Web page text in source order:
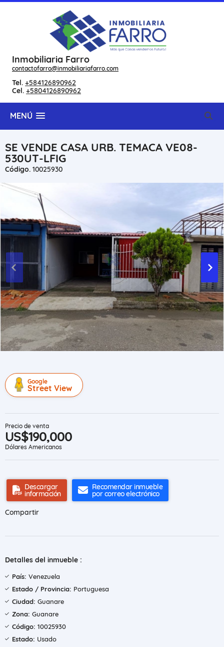
Inmobiliaria Farro
contactofarro@inmobiliariafarro.com
Tel. +584126890962
Cel. +5804126890962
MENÚ
SE VENDE CASA URB. TEMACA VE08-
530UT-LFIG
Código. 10025930
Google
Street View
Precio de venta
US$190,000
Dólares Americanos
Descargar
información
Recomendar inmueble
por correo electrónico
Compartir
Detalles del inmueble :
País: Venezuela
Estado / Provincia: Portuguesa
Ciudad: Guanare
Zona: Guanare
Código: 10025930
Estado: Usado